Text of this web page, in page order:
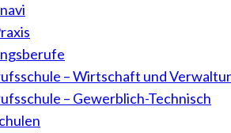
– Wirtschaft und
– Gewerblich-Technisch